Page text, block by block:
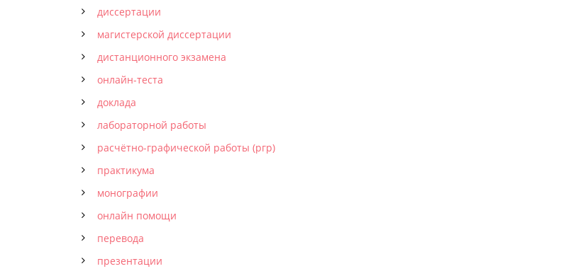
диссертации
магистерской диссертации
дистанционного экзамена
онлайн-теста
доклада
лабораторной работы
расчётно-графической работы (ргр)
практикума
монографии
онлайн помощи
перевода
презентации